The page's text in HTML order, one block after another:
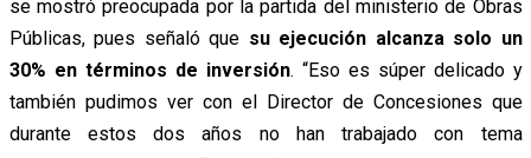
se mostró preocupada por la partida del ministerio de Obras
Públicas, pues señaló que su ejecución alcanza solo un
30% en términos de inversión. “Eso es súper delicado y
también pudimos ver con el Director de Concesiones que
durante estos dos años no han trabajado con tema